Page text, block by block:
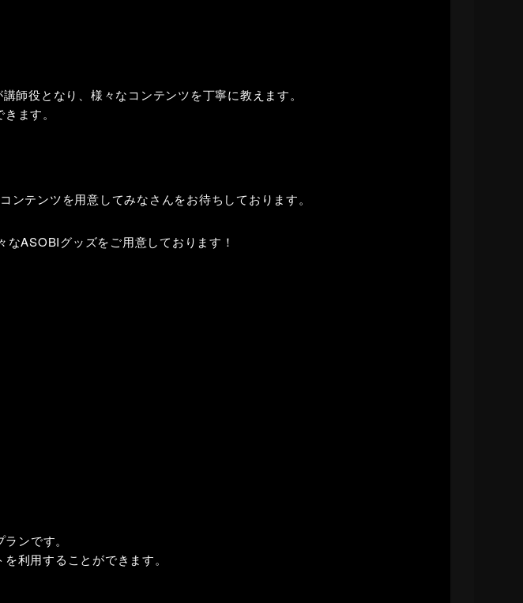
師役となり、様々なコンテンツを丁寧に教えます。
ます。
テンツを用意してみなさんをお待ちしております。
ASOBIグッズをご用意しております！
ンです。
利用することができます。